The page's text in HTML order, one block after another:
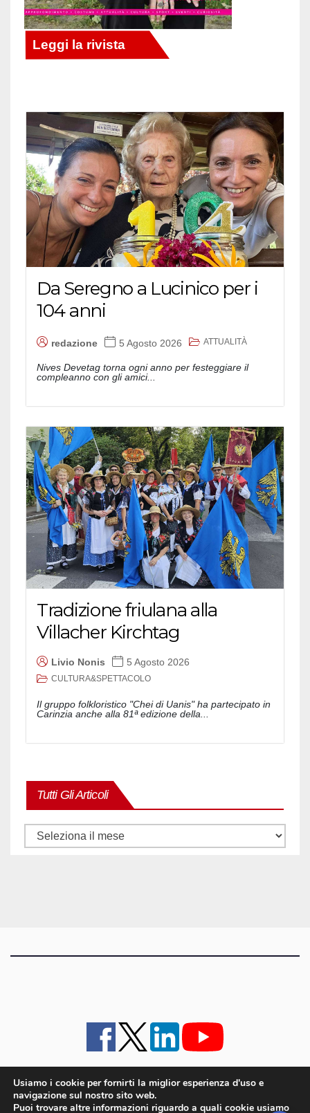
Da Seregno a Lucinico per i
104 anni
redazione 5 Agosto 2026 ATTUALITÀ
Nives Devetag torna ogni anno per festeggiare il
compleanno con gli amici...
Tradizione friulana alla
Villacher Kirchtag
Livio Nonis 5 Agosto 2026
CULTURA&SPETTACOLO
Il gruppo folkloristico "Chei di Uanis" ha partecipato in
Carinzia anche alla 81ª edizione della...
Tutti Gli Articoli
Tutti
iMagazine · contatti e staff · lavora con noi
Usiamo i cookie per fornirti la miglior esperienza d'uso e
navigazione sul nostro sito web.
Puoi trovare altre informazioni riguardo a quali cookie usiamo